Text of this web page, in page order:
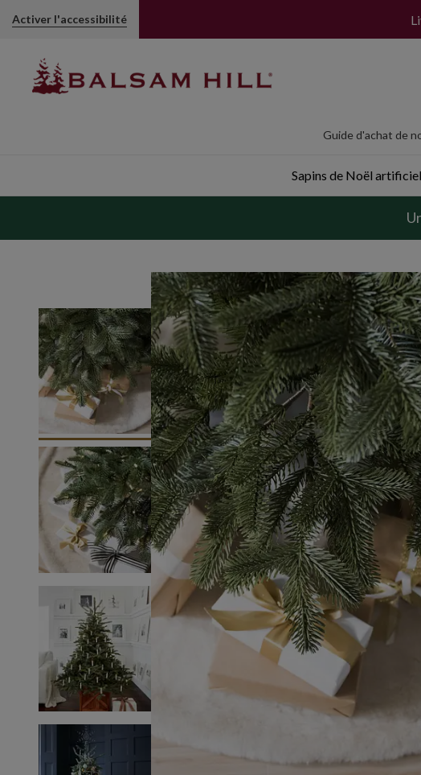
Activer l'accessibilité
Guide d'achat de
Sapins de Noël